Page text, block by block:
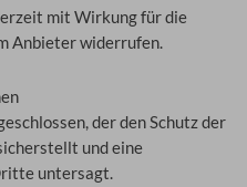
mit Wirkung für die
Anbieter widerrufen.
der den Schutz der
und eine
untersagt.